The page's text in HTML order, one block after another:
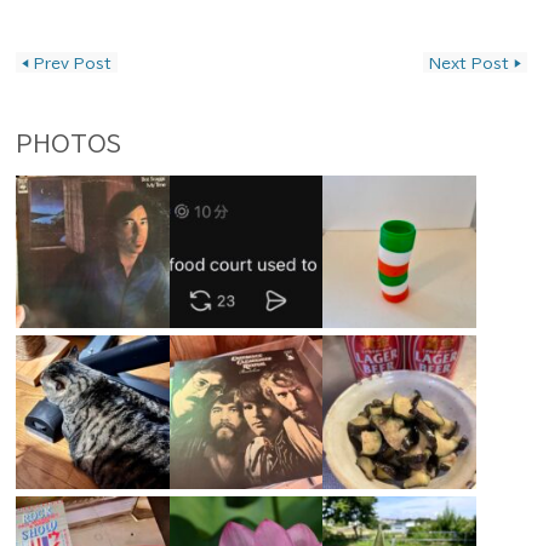
◀ Prev Post Next Post ▶
PHOTOS